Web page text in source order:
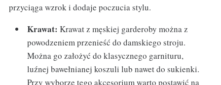
przyciąga wzrok i dodaje poczucia stylu.
Krawat: Krawat z męskiej garderoby można z
powodzeniem przenieść do damskiego stroju.
Można go założyć do klasycznego garnituru,
luźnej bawełnianej koszuli lub nawet do sukienki.
Przy wyborze tego akcesorium warto postawić na